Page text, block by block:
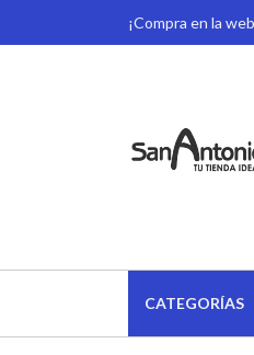
¡Compra en la
CATEGORÍAS